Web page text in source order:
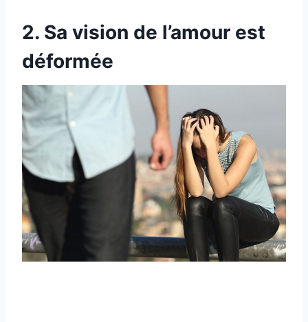
2. Sa vision de l’amour est
déformée